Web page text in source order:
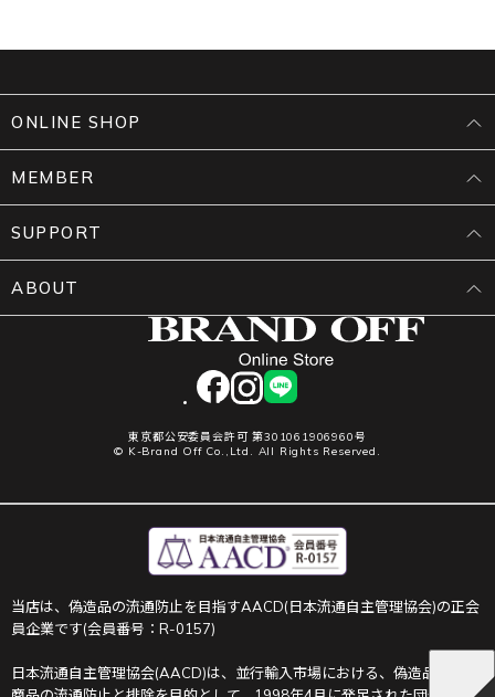
facebookinstagram
LINE
東京都公安委員会許可 第301061906960号
© K-Brand Off Co.,Ltd. All Rights Reserved.
ONLINE SHOP
MEMBER
SUPPORT
ABOUT
当店は、偽造品の流通防止を目指すAACD(日本流通自主管理協会)の正会
員企業です(会員番号：R-0157)
日本流通自主管理協会(AACD)は、並行輸入市場における、偽造品や不正